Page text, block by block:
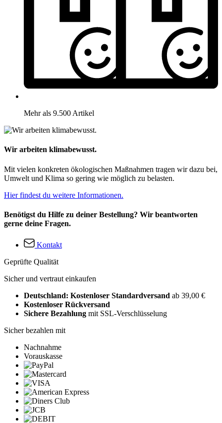
Mehr als 9.500 Artikel
Wir arbeiten klimabewusst.
Mit vielen konkreten ökologischen Maßnahmen tragen wir dazu bei,
Umwelt und Klima so gering wie möglich zu belasten.
Hier findest du weitere Informationen.
Benötigst du Hilfe zu deiner Bestellung? Wir beantworten
gerne deine Fragen.
Kontakt
Geprüfte Qualität
Sicher und vertraut einkaufen
Deutschland: Kostenloser Standardversand ab 39,00 €
Kostenloser Rückversand
Sichere Bezahlung mit SSL-Verschlüsselung
Sicher bezahlen mit
Nachnahme
Vorauskasse